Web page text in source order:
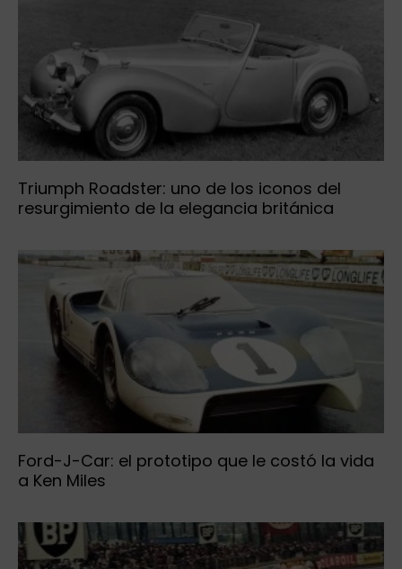
Triumph Roadster: uno de los iconos del
resurgimiento de la elegancia británica
Ford-J-Car: el prototipo que le costó la vida
a Ken Miles